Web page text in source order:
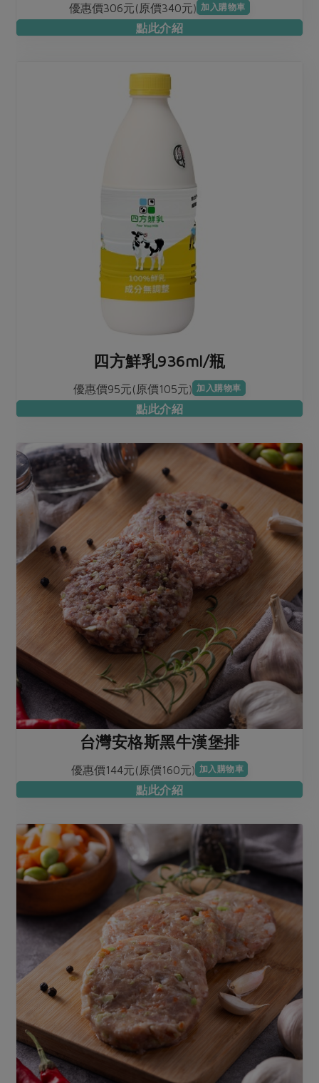
優惠價306元(原價340元) 加入購物車
點此介紹
四方鮮乳936ml/瓶
優惠價95元(原價105元) 加入購物車
點此介紹
台灣安格斯黑牛漢堡排
優惠價144元(原價160元) 加入購物車
點此介紹